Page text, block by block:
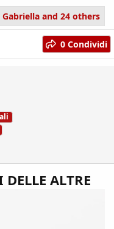
Gabriella and 24 others
0 Condividi
ALTRE